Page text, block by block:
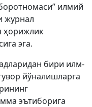
илмий
журнал
ҳорижлик
эга.
бири илм-
йўналишларга
эътиборига